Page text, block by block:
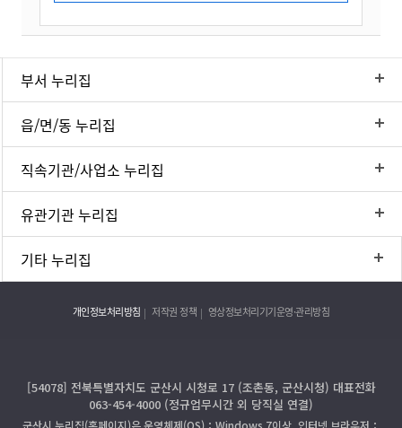
부서 누리집
읍/면/동 누리집
직속기관/사업소 누리집
유관기관 누리집
기타 누리집
개인정보처리방침 저작권 정책 영상정보처리기기운영·관리방침
[54078] 전북특별자치도 군산시 시청로 17 (조촌동, 군산시청) 대표전화
063-454-4000 (정규업무시간 외 당직실 연결)
군산시 누리집(홈페이지)은 운영체제(OS)：Windows 7이상, 인터넷 브라우저：